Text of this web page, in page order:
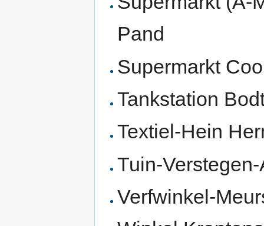
Pand
Supermarkt
Tankstation
Textiel-Hein
Tuin-
Verfwinkel-